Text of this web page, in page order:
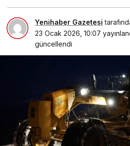
Yenihaber Gazetesi
23 Ocak 2026, 10:07
güncellendi